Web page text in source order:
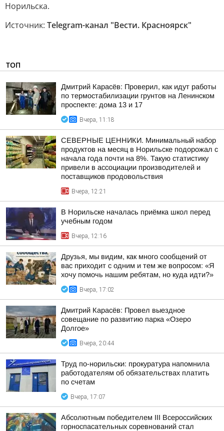
Норильска.
Источник: Telegram-канал "Вести. Красноярск"
ТОП
Дмитрий Карасёв: Проверил, как идут работы
по термостабилизации грунтов на Ленинском
проспекте: дома 13 и 17
Вчера, 11:18
СЕВЕРНЫЕ ЦЕННИКИ. Минимальный набор
продуктов на месяц в Норильске подорожал с
начала года почти на 8%. Такую статистику
привели в ассоциации производителей и
поставщиков продовольствия
Вчера, 12:21
В Норильске началась приёмка школ перед
учебным годом
Вчера, 12:16
Друзья, мы видим, как много сообщений от
вас приходит с одним и тем же вопросом: «Я
хочу помочь нашим ребятам, но куда идти?»
Вчера, 17:02
Дмитрий Карасёв: Провел выездное
совещание по развитию парка «Озеро
Долгое»
Вчера, 20:44
Труд по-норильски: прокуратура напомнила
работодателям об обязательствах платить
по счетам
Вчера, 17:07
Абсолютным победителем III Всероссийских
горноспасательных соревнований стал